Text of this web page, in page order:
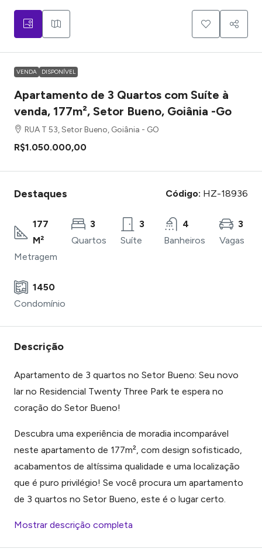
VENDA DISPONÍVEL
Apartamento de 3 Quartos com Suíte à
venda, 177m², Setor Bueno, Goiânia -Go
RUA T 53, Setor Bueno, Goiânia - GO
R$1.050.000,00
Destaques Código: HZ-18936
177
M²
Metragem
3
Quartos
3
Suíte
4
Banheiros
3
Vagas
1450
Condomínio
Descrição
Apartamento de 3 quartos no Setor Bueno: Seu novo
lar no Residencial Twenty Three Parkte espera no
coração do Setor Bueno!
Descubra uma experiência de moradia incomparável
neste apartamento de 177m², com design sofisticado,
acabamentos de altíssima qualidade e uma localização
que é puro privilégio! Se você procura um apartamento
de 3 quartos no Setor Bueno, este é o lugar certo.
Mostrar descrição completa